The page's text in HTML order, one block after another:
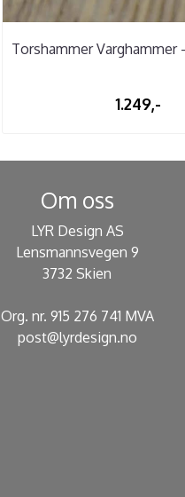
Torshammer Varghammer
1.249,-
Om oss
LYR Design AS
Lensmannsvegen 9
3732 Skien
Org. nr. 915 276 741 MVA
post@lyrdesign.no